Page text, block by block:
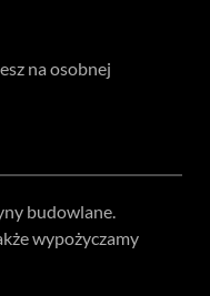
na osobnej
budowlane.
wypożyczamy